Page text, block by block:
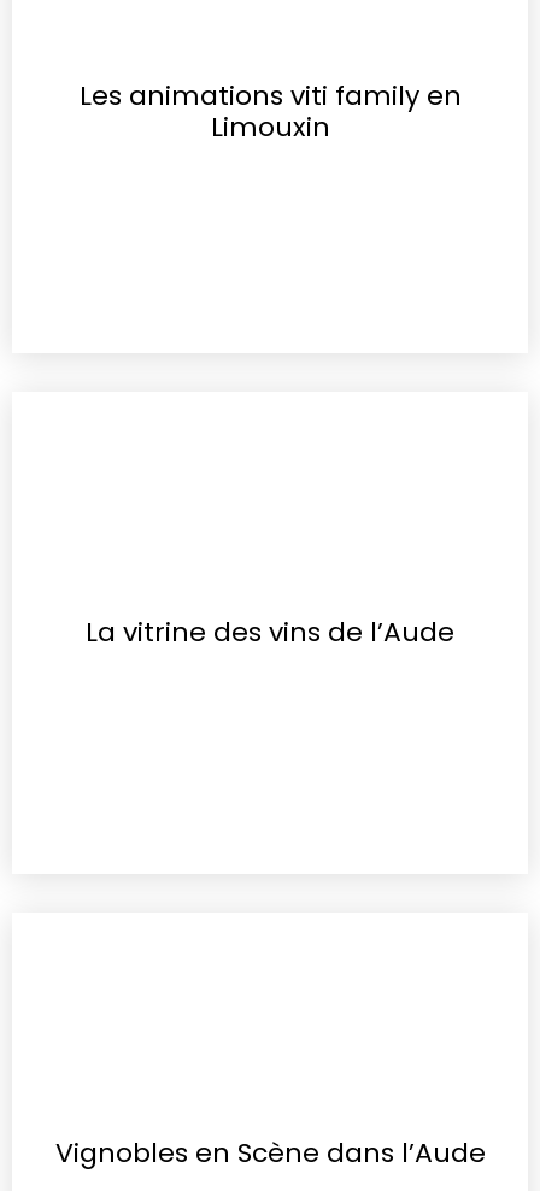
Les animations viti family en
Limouxin
La vitrine des vins de l’Aude
Vignobles en Scène dans l’Aude